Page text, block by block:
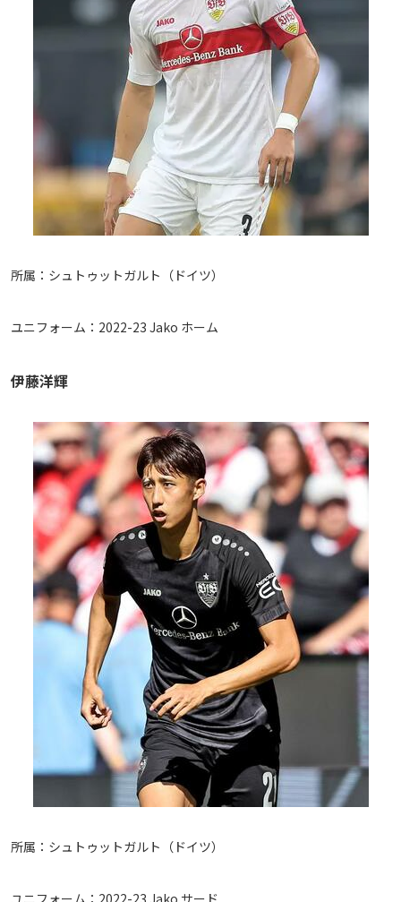
所属：シュトゥットガルト（ドイツ）
ユニフォーム：2022-23 Jako ホーム
伊藤洋輝
所属：シュトゥットガルト（ドイツ）
ユニフォーム：2022-23 Jako サード